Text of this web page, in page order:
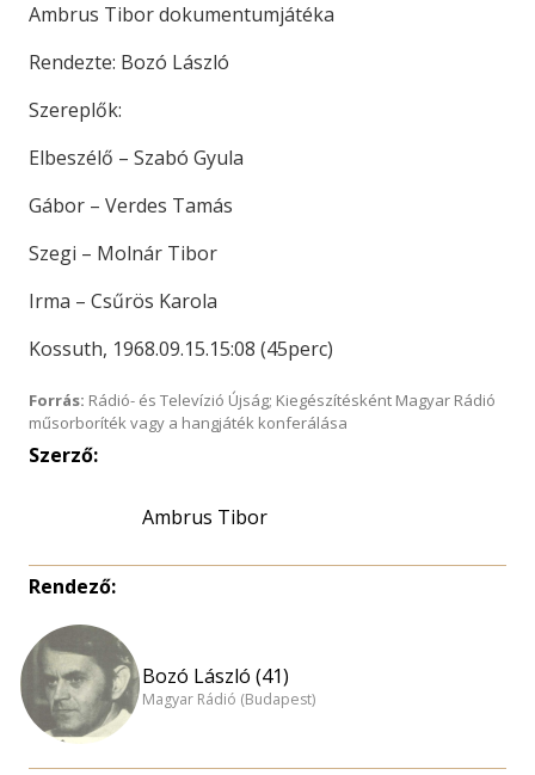
Ambrus Tibor dokumentumjátéka
Rendezte: Bozó László
Szereplők:
Elbeszélő – Szabó Gyula
Gábor – Verdes Tamás
Szegi – Molnár Tibor
Irma – Csűrös Karola
Kossuth, 1968.09.15.15:08 (45perc)
Forrás: Rádió- és Televízió Újság; Kiegészítésként Magyar Rádió
műsorboríték vagy a hangjáték konferálása
Szerző:
Ambrus Tibor
Rendező:
Bozó László (41)
Magyar Rádió (Budapest)